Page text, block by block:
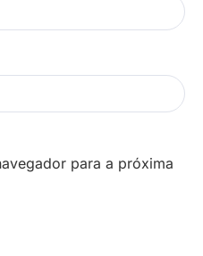
para a próxima